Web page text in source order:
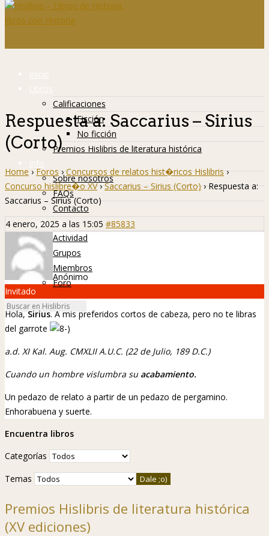
Inicio
Libros
Calificaciones
Ficción
No ficción
Premios Hislibris de literatura histórica
Info
Sobre nosotros
FAQs
Contacto
Hislibreños
Actividad
Grupos
Miembros
Foro
Respuesta a: Saccarius – Sirius
(Corto)
Home › Foros › Concursos de relatos hist�ricos Hislibris ›
Concurso hislibre�o XV › Saccarius – Sirius (Corto) › Respuesta a:
Saccarius – Sirius (Corto)
4 enero, 2025 a las 15:05 #85833
Anónimo
Invitado
Hola, Sirius. A mis preferidos cortos de cabeza, pero no te libras
del garrote
a.d. XI Kal. Aug. CMXLII A.U.C. (22 de Julio, 189 D.C.)
Cuando un hombre vislumbra su acabamiento.
Un pedazo de relato a partir de un pedazo de pergamino.
Enhorabuena y suerte.
Encuentra libros
Categorías
Temas
Premios Hislibris de literatura histórica
(XV ediciones)